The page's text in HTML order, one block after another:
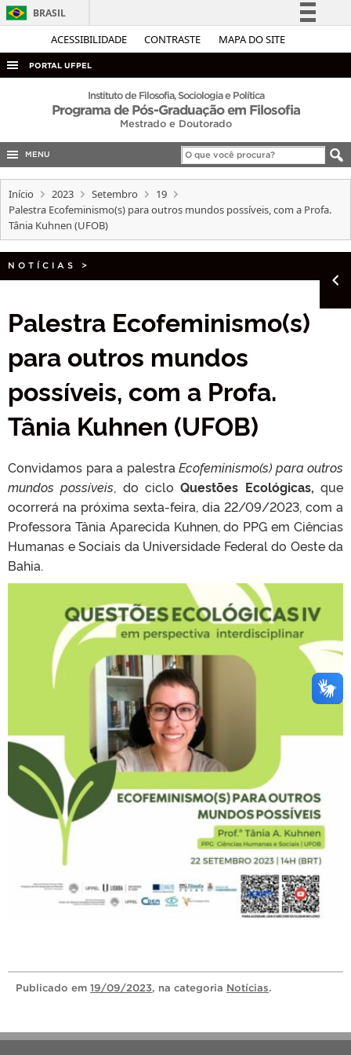
ACESSIBILIDADE CONTRASTE MAPA DO SITE
BRASIL
Simplifique!
Acesso à informação
Canais
PORTAL UFPEL
ACESSO À INFORMAÇÃO
AUDITORIA
EDITAIS
INTERNACIONAL
OUVIDORIA
PORTARIAS
Instituto de Filosofia, Sociologia e Política
Programa de Pós-Graduação em Filosofia
Mestrado e Doutorado
MENU
Início 2023 Setembro
19
Palestra Ecofeminismo(s) para outros mundos possíveis, com a Profa.
Tânia Kuhnen (UFOB)
NOTÍCIAS >
Palestra Ecofeminismo(s)
para outros mundos
possíveis, com a Profa.
Tânia Kuhnen (UFOB)
Convidamos para a palestra Ecofeminismo(s) para outros
mundos possíveis, do cicloQuestões Ecológicas,que
ocorrerá na próxima sexta-feira, dia 22/09/2023, com a
Professora Tânia Aparecida Kuhnen, do PPG em Ciências
Humanas e Sociais da Universidade Federal do Oeste da
Bahia.
Publicado em 19/09/2023, na categoria Notícias.